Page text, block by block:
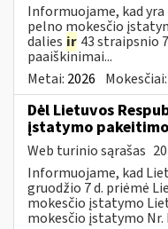
Informuojame, kad
pelno mokesčio
dalies ir 43 straipsnio
paaiškinimai...
Metai: 2026 Mokesčiai:
Dėl Lietuvos
įstatymo pakeitimo
Web turinio sąrašas
Informuojame, kad
gruodžio 7 d. priėmė
mokesčio įstatymo
mokesčio įstatymo Nr.